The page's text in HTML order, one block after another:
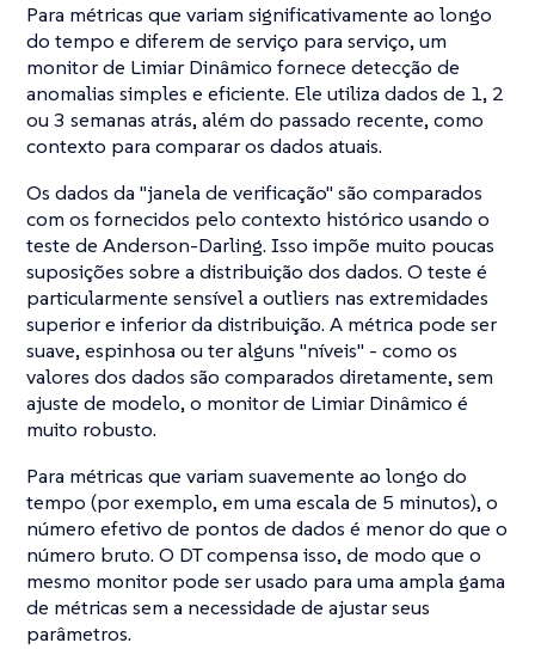
Para métricas que variam significativamente ao longo
do tempo e diferem de serviço para serviço, um
monitor de Limiar Dinâmico fornece detecção de
anomalias simples e eficiente. Ele utiliza dados de 1, 2
ou 3 semanas atrás, além do passado recente, como
contexto para comparar os dados atuais.
Os dados da "janela de verificação" são comparados
com os fornecidos pelo contexto histórico usando o
teste de Anderson-Darling. Isso impõe muito poucas
suposições sobre a distribuição dos dados. O teste é
particularmente sensível a outliers nas extremidades
superior e inferior da distribuição. A métrica pode ser
suave, espinhosa ou ter alguns "níveis" - como os
valores dos dados são comparados diretamente, sem
ajuste de modelo, o monitor de Limiar Dinâmico é
muito robusto.
Para métricas que variam suavemente ao longo do
tempo (por exemplo, em uma escala de 5 minutos), o
número efetivo de pontos de dados é menor do que o
número bruto. O DT compensa isso, de modo que o
mesmo monitor pode ser usado para uma ampla gama
de métricas sem a necessidade de ajustar seus
parâmetros.